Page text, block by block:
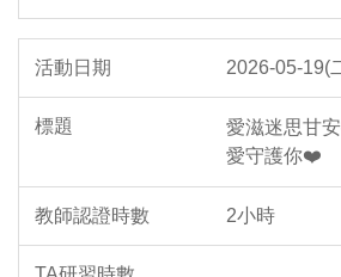
2026-05-19(
愛滋迷思甘
愛守護你❤️
2小時